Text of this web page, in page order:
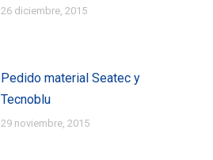
26 diciembre, 2015
Pedido material Seatec y
Tecnoblu
29 noviembre, 2015